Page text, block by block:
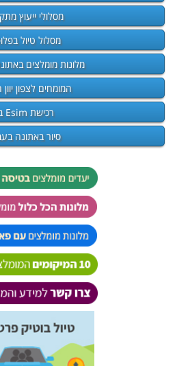
מסלולי ייעוץ
מסלול טיול
מלונות מומלצים
המומחים לצפון
רכישת Esim ביוון
סיור באתונה